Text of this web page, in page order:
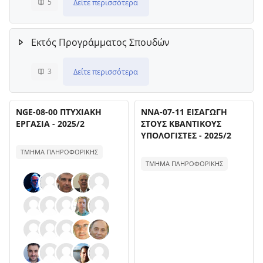
5
Εκτός Προγράμματος Σπουδών
3 Δείτε περισσότερα
Εικόνα μαθήματος
Όνομα μαθήματος
NGE-08-00 ΠΤΥΧΙΑΚΗ
ΕΡΓΑΣΙΑ - 2025/2
ΤΜΗΜΑ ΠΛΗΡΟΦΟΡΙΚΗΣ
Εικόνα μαθήματος
Όνομα μαθήματος
NNA-07-11 ΕΙΣΑΓΩΓΗ
ΣΤΟΥΣ ΚΒΑΝΤΙΚΟΥΣ
ΥΠΟΛΟΓΙΣΤΕΣ - 2025/2
ΤΜΗΜΑ ΠΛΗΡΟΦΟΡΙΚΗΣ